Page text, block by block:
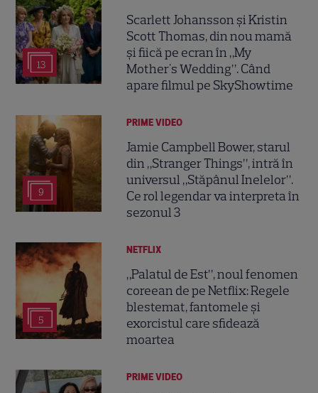
13
Scarlett Johansson și Kristin
Scott Thomas, din nou mamă
și fiică pe ecran în „My
Mother's Wedding”. Când
apare filmul pe SkyShowtime
9
PRIME VIDEO
Jamie Campbell Bower, starul
din „Stranger Things”, intră în
universul „Stăpânul Inelelor”.
Ce rol legendar va interpreta în
sezonul 3
5
NETFLIX
„Palatul de Est”, noul fenomen
coreean de pe Netflix: Regele
blestemat, fantomele și
exorcistul care sfidează
moartea
PRIME VIDEO